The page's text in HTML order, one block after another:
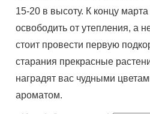
15-20 в высоту. К концу марта
освободить от утепления, а
стоит провести первую
старания прекрасные
наградят вас чудными
ароматом.